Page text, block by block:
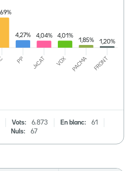
Vots: 6.873 En blanc:
61
Nuls:
67